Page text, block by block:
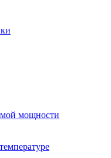
мощности